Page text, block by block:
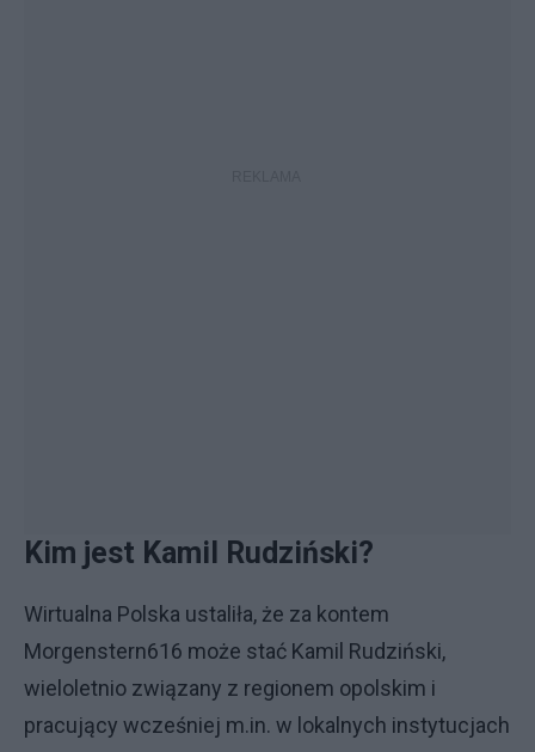
Kim jest Kamil Rudziński?
Wirtualna Polska ustaliła, że za kontem
Morgenstern616 może stać Kamil Rudziński,
wieloletnio związany z regionem opolskim i
pracujący wcześniej m.in. w lokalnych instytucjach